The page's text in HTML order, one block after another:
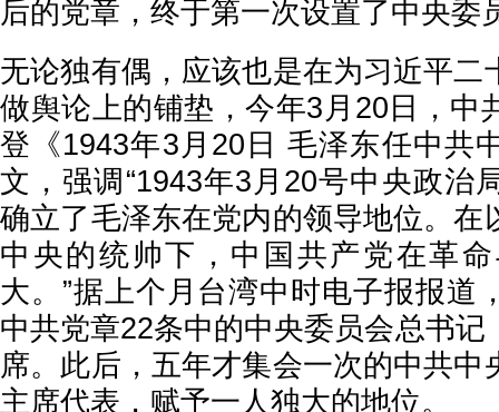
后的党章，终于第一次设置了中央委
无论独有偶，应该也是在为习近平二
做舆论上的铺垫，今年3月20日，中
登《1943年3月20日 毛泽东任中共
文，强调“1943年3月20号中央政治
确立了毛泽东在党内的领导地位。在
中央的统帅下，中国共产党在革
大。”据上个月台湾中时电子报报道
中共党章22条中的中央委员会总书记
席。此后，五年才集会一次的中共中
主席代表，赋予一人独大的地位。